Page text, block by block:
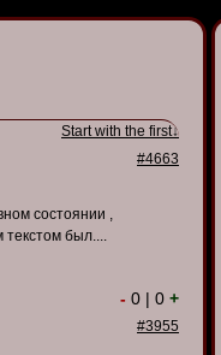
Start with the first↓
#4663
состоянии ,
текстом был....
- 0 | 0 +
#3955